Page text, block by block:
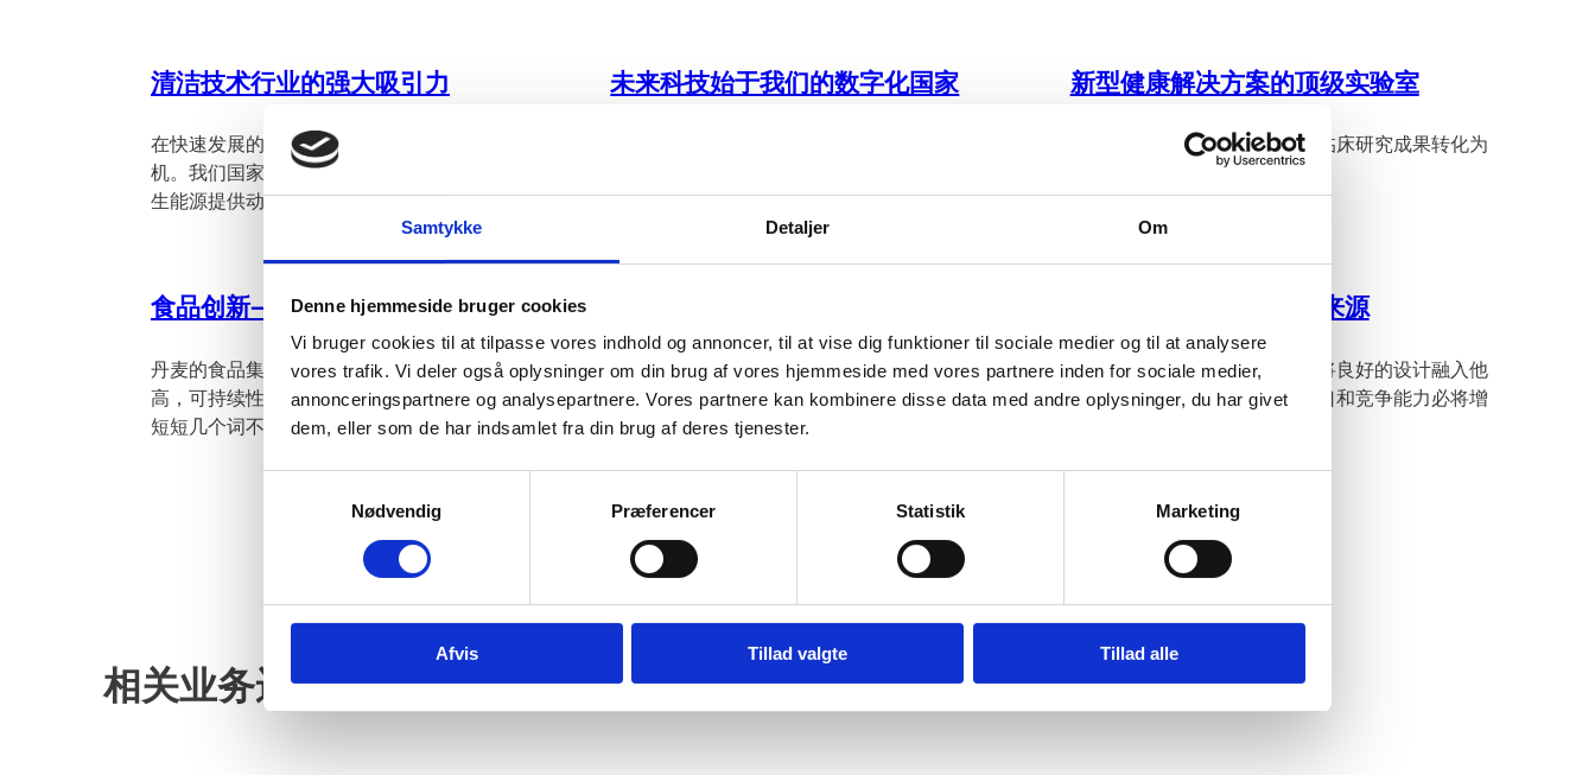
Samtykke Detaljer Om
Denne hjemmeside bruger cookies
Vi bruger cookies til at tilpasse vores indhold og annoncer, til at vise dig funktioner til sociale medier og til at analysere
vores trafik. Vi deler også oplysninger om din brug af vores hjemmeside med vores partnere inden for sociale medier,
annonceringspartnere og analysepartnere. Vores partnere kan kombinere disse data med andre oplysninger, du har givet
dem, eller som de har indsamlet fra din brug af deres tjenester.
e
v
Nødvendig Præferencer Statistik Marketing
Afvis Tillad valgte Tillad alle
清洁技术行业的强大吸引力
在快速发展的清洁技术行业，丹麦享有绝佳的商
机。我们国家的目标是到2050年全面实现由可再
生能源提供动力。
未来科技始于我们的数字化国家
才库。
新型健康解决方案的顶级实验室
加入我们的生命科学集群，将临床研究成果转化为
食品创新——滋养世界
丹麦的食品集群在全球范围内以质量佳，安全性
高，可持续性强，有机生产，美食众多而闻名......
短短几个词不足以概括丹麦食品的优点。
投资丹麦的海事行业，进入海运、离岸和技术开发
的动态生态系统。我们将共同为全球海事行业制定
新的标准。
丹麦设计，创新的自信来源
丹麦的设计闻名世界。当公司将良好的设计融入他
们的创新时，他们的收入、出口和竞争能力必将增
相关业务运作